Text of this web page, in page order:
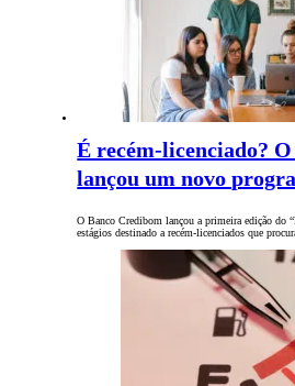
É recém-licenciado?
lançou um novo
O Banco Credibom lançou a primeira edição do
estágios destinado a recém-licenciados que